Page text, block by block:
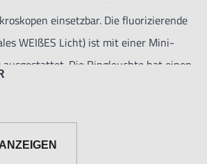
einsetzbar. Die fluorizierende
WEIßES Licht) ist mit einer Mini-
ausgestattet. Die Ringleuchte hat einen
eine von 10-100% regelbare